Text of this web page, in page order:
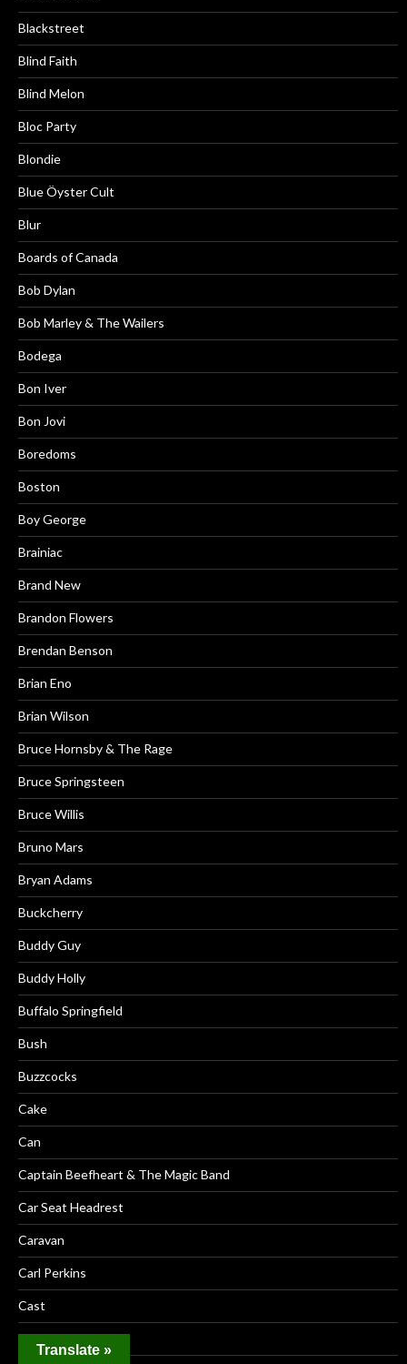
Blackstreet
Blind Faith
Blind Melon
Bloc Party
Blondie
Blue Öyster Cult
Blur
Boards of Canada
Bob Dylan
Bob Marley & The Wailers
Bodega
Bon Iver
Bon Jovi
Boredoms
Boston
Boy George
Brainiac
Brand New
Brandon Flowers
Brendan Benson
Brian Eno
Brian Wilson
Bruce Hornsby & The Rage
Bruce Springsteen
Bruce Willis
Bruno Mars
Bryan Adams
Buckcherry
Buddy Guy
Buddy Holly
Buffalo Springfield
Bush
Buzzcocks
Cake
Can
Captain Beefheart & The Magic Band
Car Seat Headrest
Caravan
Carl Perkins
Cast
Cat Power
Translate »